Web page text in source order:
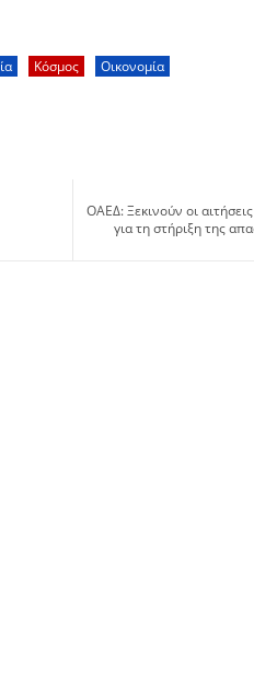
Κόσμος Οικονομία
ΟΑΕΔ: Ξεκινούν οι
για τη στήριξη της